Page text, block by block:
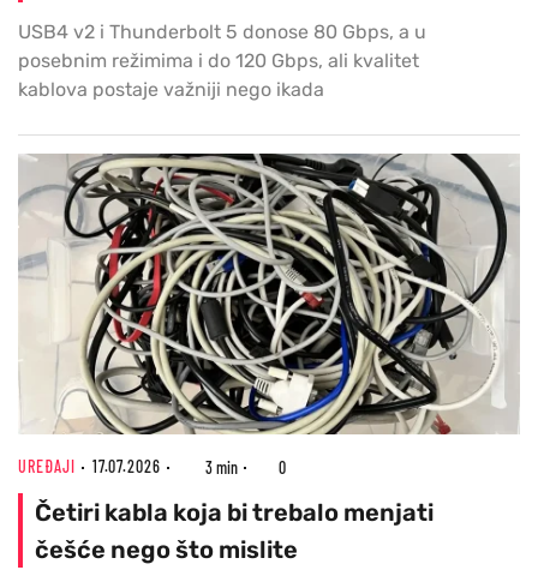
USB4 v2 i Thunderbolt 5 donose 80 Gbps, a u
posebnim režimima i do 120 Gbps, ali kvalitet
kablova postaje važniji nego ikada
UREĐAJI 17.07.2026 3 min 0
Četiri kabla koja bi trebalo menjati
češće nego što mislite